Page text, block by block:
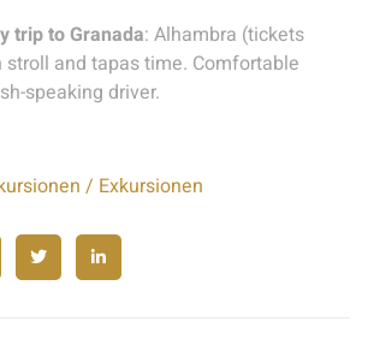
trip to Granada: Alhambra (tickets
stroll and tapas time. Comfortable
speaking driver.
/ Exkursionen